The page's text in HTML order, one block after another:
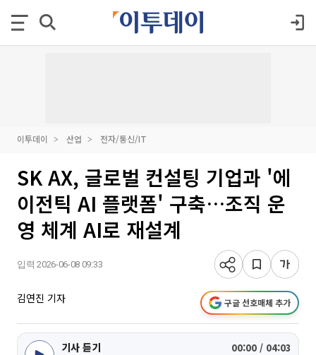
이투데이 산업 전자/통신/IT
SK AX, 글로벌 컨설팅 기업과 '에
이전틱 AI 플랫폼' 구축…조직 운
영 체계 AI로 재설계
입력 2026-06-08 09:33
김연진 기자 구글 선호매체 추가
기사 듣기 00:00 / 04:03